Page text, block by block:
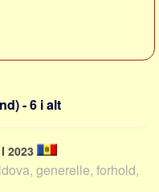
- 6 i alt
2023
generelle, forhold,